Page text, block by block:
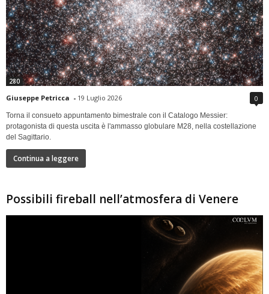
280
Giuseppe Petricca - 19 Luglio 2026 0
Torna il consueto appuntamento bimestrale con il Catalogo Messier:
protagonista di questa uscita è l'ammasso globulare M28, nella costellazione
del Sagittario.
Continua a leggere
Possibili fireball nell’atmosfera di Venere